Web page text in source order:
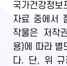
국가건강정
자료 중에서
작물은 저작
용)에 따라 별
다. 단, 위 규